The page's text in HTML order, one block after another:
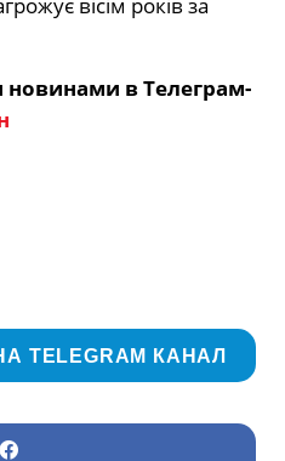
новинами в Телеграм-
TELEGRAM КАНАЛ